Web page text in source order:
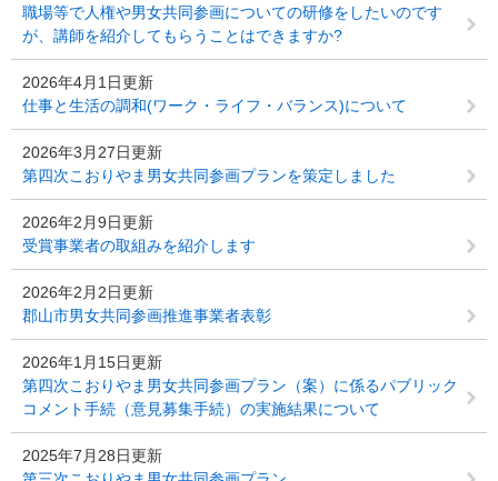
職場等で人権や男女共同参画についての研修をしたいのです
が、講師を紹介してもらうことはできますか?
2026年4月1日更新
仕事と生活の調和(ワーク・ライフ・バランス)について
2026年3月27日更新
第四次こおりやま男女共同参画プランを策定しました
2026年2月9日更新
受賞事業者の取組みを紹介します
2026年2月2日更新
郡山市男女共同参画推進事業者表彰
2026年1月15日更新
第四次こおりやま男女共同参画プラン（案）に係るパブリック
コメント手続（意見募集手続）の実施結果について
2025年7月28日更新